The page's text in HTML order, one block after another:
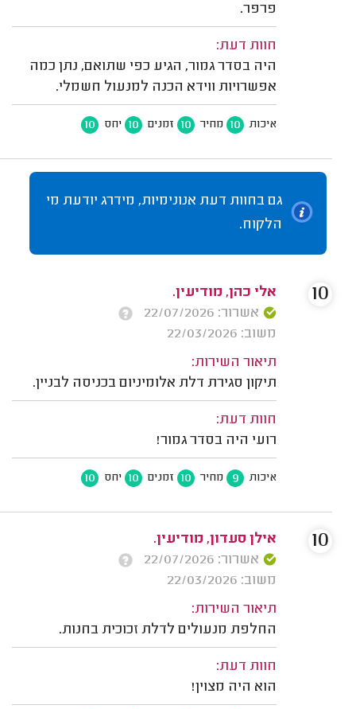
פרפר.
חוות דעת:
היה בסדר גמור, הגיע כפי שתואם, נתן כמה
אפשרויות ווידא הכנה למנעול חשמלי.
איכות 10 מחיר 10 זמנים 10 יחס 10
גם בחוות דעת אנונימיות, מידרג יודעת מי
הלקוח.
אלי כהן, מודיעין.
אשרור: 22/07/2026
משוב: 22/03/2026
תיאור השירות:
תיקון סגירת דלת אלומיניום בכניסה לבניין.
חוות דעת:
רועי היה בסדר גמור!
איכות 9 מחיר 10 זמנים 10 יחס 10
10
אילן סעדון, מודיעין.
אשרור: 22/07/2026
משוב: 22/03/2026
תיאור השירות:
החלפת מנעולים לדלת זכוכית בחנות.
חוות דעת:
הוא היה מצוין!
10